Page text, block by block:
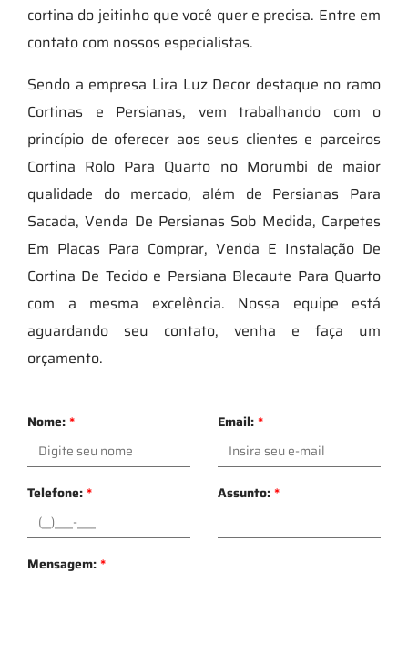
cortina do jeitinho que você quer e precisa. Entre em
contato com nossos especialistas.
Sendo a empresa Lira Luz Decor destaque no ramo
Cortinas e Persianas, vem trabalhando com o
princípio de oferecer aos seus clientes e parceiros
Cortina Rolo Para Quarto no Morumbi de maior
qualidade do mercado, além de Persianas Para
Sacada, Venda De Persianas Sob Medida, Carpetes
Em Placas Para Comprar, Venda E Instalação De
Cortina De Tecido e Persiana Blecaute Para Quarto
com a mesma excelência. Nossa equipe está
aguardando seu contato, venha e faça um
orçamento.
Nome:* Email:*
Telefone:* Assunto:*
Mensagem:*